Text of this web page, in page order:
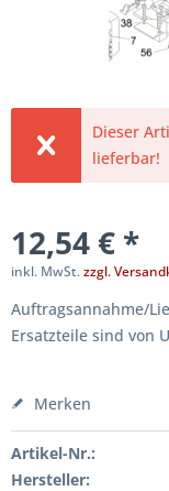
Dieser
lieferbar!
12,54 € *
inkl. MwSt.zzgl.
Auftragsannahme/
Ersatzteile sind von
Merken
Artikel-Nr.:
Hersteller: